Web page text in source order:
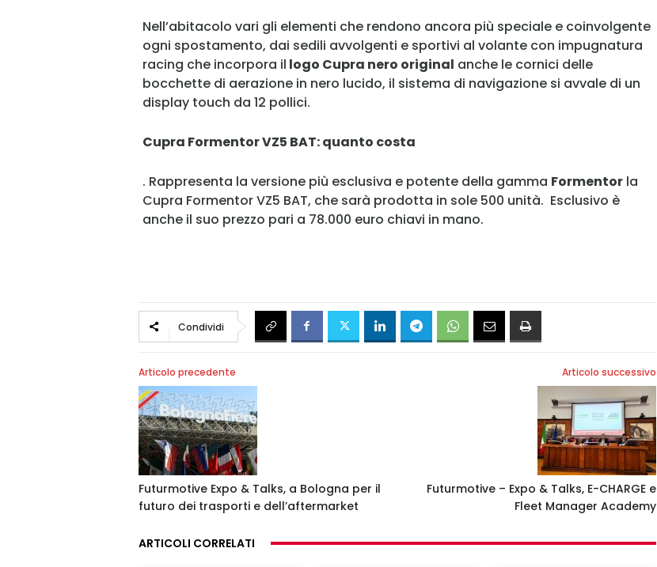
Nell’abitacolo vari gli elementi che rendono ancora più speciale e coinvolgente
ogni spostamento, dai sedili avvolgenti e sportivi al volante con impugnatura
racing che incorpora il logo Cupra nero original anche le cornici delle
bocchette di aerazione in nero lucido, il sistema di navigazione si avvale di un
display touch da 12 pollici.
Cupra Formentor VZ5 BAT: quanto costa
. Rappresenta la versione più esclusiva e potente della gamma Formentorla
Cupra Formentor VZ5 BAT, che sarà prodotta in sole 500 unità. Esclusivo è
anche il suo prezzo pari a 78.000 euro chiavi in mano.
Condividi
Articolo precedente
Futurmotive Expo & Talks, a Bologna per il
futuro dei trasporti e dell’aftermarket
Articolo successivo
Futurmotive – Expo & Talks, E-CHARGE e
Fleet Manager Academy
ARTICOLI CORRELATI